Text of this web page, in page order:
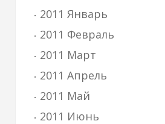
2011 Январь
2011 Февраль
2011 Март
2011 Апрель
2011 Май
2011 Июнь